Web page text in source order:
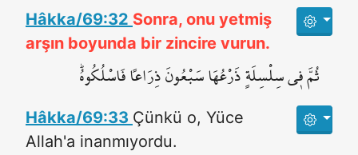
Hâkka/69:32 Sonra, onu yetmiş
arşın boyunda bir zincire vurun.
ثُمَّ ف۪ي سِلْسِلَةٍ ذَرْعُهَا سَبْعُونَ ذِرَاعاً فَاسْلُكُوهُۜ
Hâkka/69:33 Çünkü o, Yüce
Allah'a inanmıyordu.